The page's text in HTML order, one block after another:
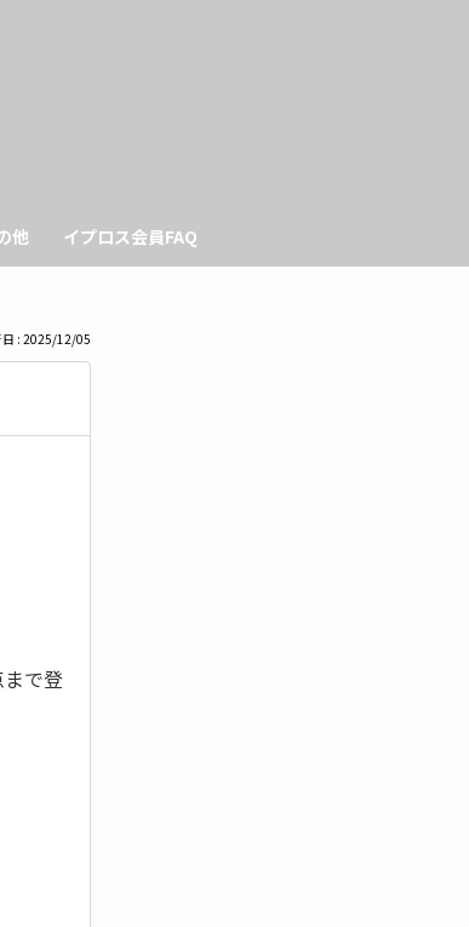
他 イプロス会員FAQ
る
日 : 2025/12/05
で登